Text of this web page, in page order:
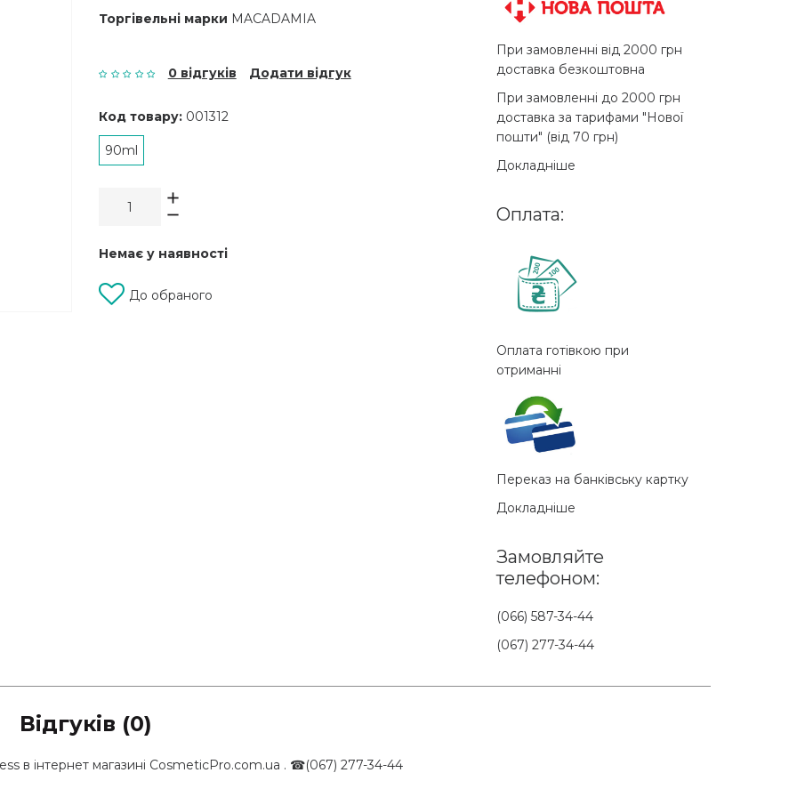
Торгівельні марки MACADAMIA
0 відгуків Додати відгук
Код товару: 001312
90ml
Немає у наявності
До обраного
При замовленні від 2000 грн
доставка безкоштовна
При замовленні до 2000 грн
доставка за тарифами "Нової
пошти" (від 70 грн)
Докладніше
Оплата:
Оплата готівкою при
отриманні
Переказ на банківську картку
Докладніше
Замовляйте
телефоном:
(066) 587-34-44
(067) 277-34-44
Відгуків (0)
в інтернет магазині CosmeticPro.com.ua . ☎(067) 277-34-44